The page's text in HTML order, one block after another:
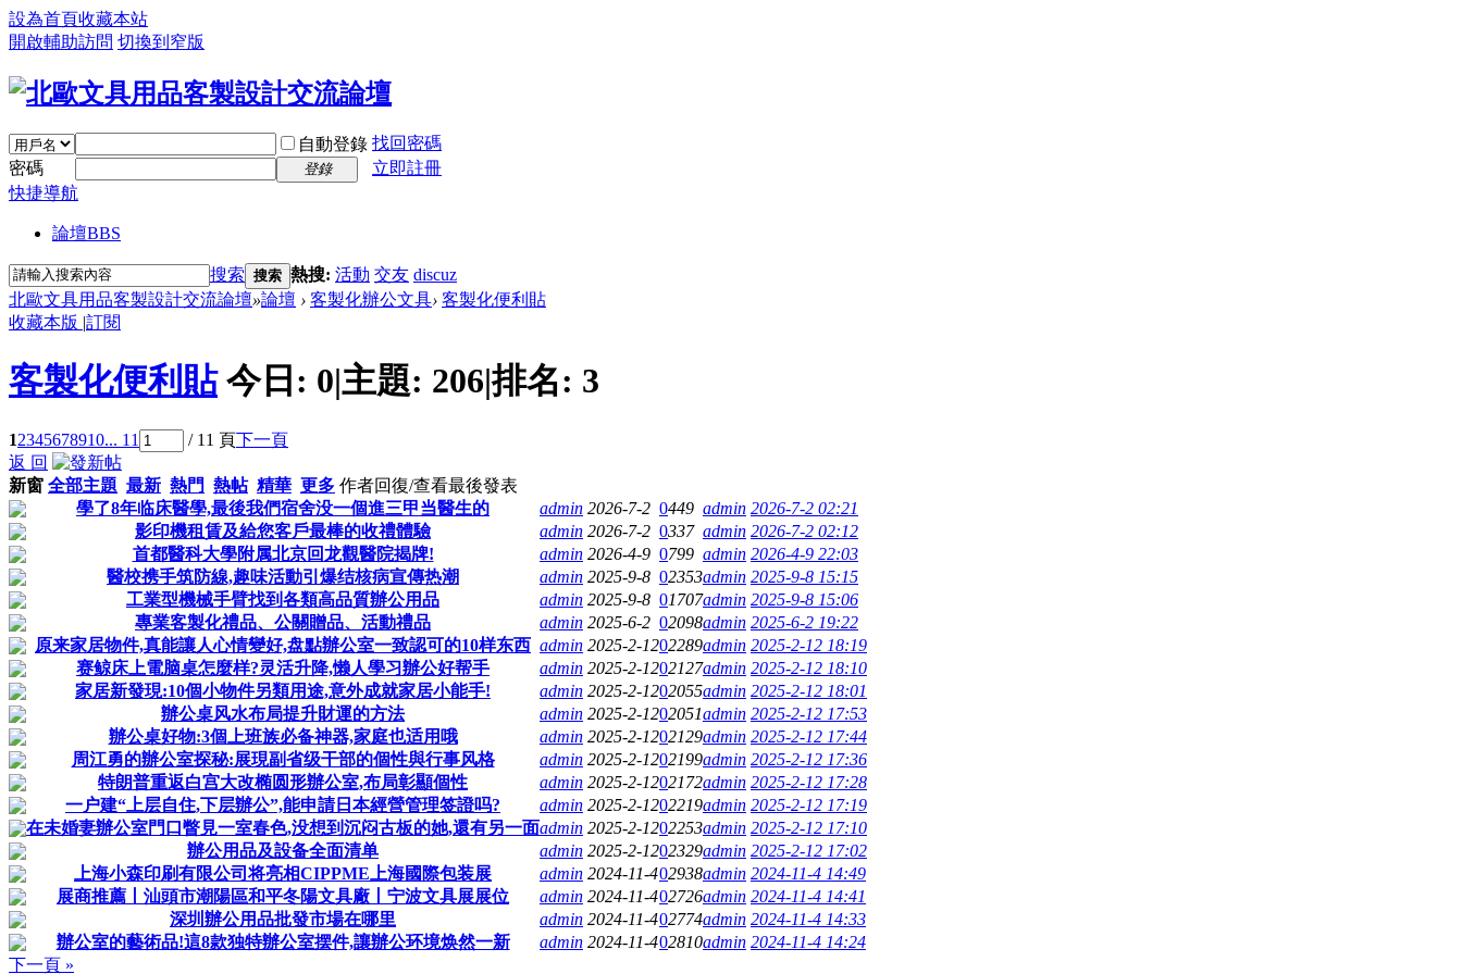
設為首頁收藏本站
開啟輔助訪問 切換到窄版
自動登錄 找回密碼
密碼
登錄
立即註冊
快捷導航
論壇BBS
搜索 搜索 熱搜: 活動 交友 discuz
北歐文具用品客製設計交流論壇»論壇 › 客製化辦公文具› 客製化便利貼
收藏本版 |訂閱
客製化便利貼 今日: 0|主題: 206|排名: 3
12345678910... 11 / 11 頁下一頁
返 回
新窗 全部主題 最新 熱門 熱帖 精華 更多 作者回復/查看最後發表
學了8年临床醫學,最後我們宿舍没一個進三甲当醫生的
admin 2026-7-2 0449 admin 2026-7-2 02:21
影印機租賃及給您客戶最棒的收禮體驗
admin 2026-7-2 0337 admin 2026-7-2 02:12
首都醫科大學附属北京回龙觀醫院揭牌!
admin 2026-4-9 0799 admin 2026-4-9 22:03
醫校携手筑防線,趣味活動引爆结核病宣傳热潮
admin 2025-9-8 02353admin 2025-9-8 15:15
工業型機械手臂找到各類高品質辦公用品
admin 2025-9-8 01707admin 2025-9-8 15:06
專業客製化禮品、公關贈品、活動禮品
admin 2025-6-2 02098admin 2025-6-2 19:22
原来家居物件,真能讓人心情變好,盘點辦公室一致認可的10样东西 admin 2025-2-1202289admin 2025-2-12 18:19
赛鲸床上電脑桌怎麼样?灵活升降,懒人學习辦公好帮手
admin 2025-2-1202127admin 2025-2-12 18:10
家居新發現:10個小物件另類用途,意外成就家居小能手!
admin 2025-2-1202055admin 2025-2-12 18:01
辦公桌风水布局提升財運的方法
admin 2025-2-1202051admin 2025-2-12 17:53
辦公桌好物:3個上班族必备神器,家庭也适用哦
admin 2025-2-1202129admin 2025-2-12 17:44
周江勇的辦公室探秘:展現副省级干部的個性與行事风格
admin 2025-2-1202199admin 2025-2-12 17:36
特朗普重返白宫大改椭圆形辦公室,布局彰顯個性
admin 2025-2-1202172admin 2025-2-12 17:28
一户建“上层自住,下层辦公”,能申請日本經營管理签證吗?
admin 2025-2-1202219admin 2025-2-12 17:19
在未婚妻辦公室門口瞥見一室春色,没想到沉闷古板的她,還有另一面admin 2025-2-1202253admin 2025-2-12 17:10
辦公用品及設备全面清单
admin 2025-2-1202329admin 2025-2-12 17:02
上海小森印刷有限公司将亮相CIPPME上海國際包装展
admin 2024-11-402938admin 2024-11-4 14:49
展商推薦丨汕頭市潮陽區和平冬陽文具廠丨宁波文具展展位
admin 2024-11-402726admin 2024-11-4 14:41
深圳辦公用品批發市場在哪里
admin 2024-11-402774admin 2024-11-4 14:33
辦公室的藝術品!這8款独特辦公室摆件,讓辦公环境焕然一新
admin 2024-11-402810admin 2024-11-4 14:24
下一頁 »